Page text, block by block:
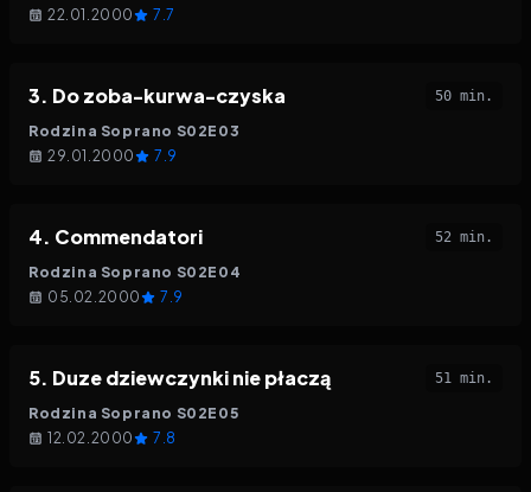
22.01.2000
7.7
3. Do zoba-kurwa-czyska 50 min.
Rodzina Soprano S02E 03
29.01.2000
7.9
4. Commendatori 52 min.
Rodzina Soprano S02E 04
05.02.2000
7.9
5. Duze dziewczynki nie płaczą 51 min.
Rodzina Soprano S02E 05
12.02.2000
7.8